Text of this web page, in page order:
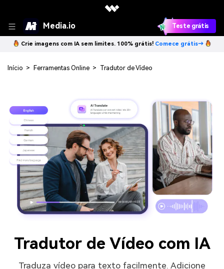
Media.io Teste grátis
Crie imagens com IA sem limites. 100% grátis! Comece grátis→
Início > Ferramentas Online > Tradutor de Vídeo
Tradutor de Vídeo com IA
Traduza vídeo para texto facilmente. Adicione